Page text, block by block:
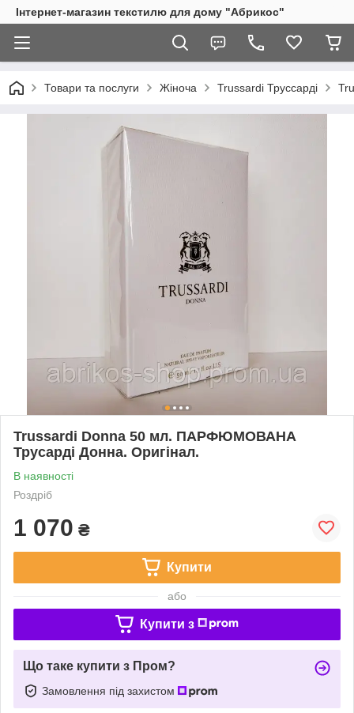
Інтернет-магазин текстилю для дому "Абрикос"
Товари та послуги Жіноча Trussardi Труссарді
Trussardi Donna 50 мл. ПАРФЮМОВАНА
Трусарді Донна. Оригінал.
В наявності
Роздріб
1 070 ₴
Купити
або
Купити з
Що таке купити з Пром?
Замовлення під захистом